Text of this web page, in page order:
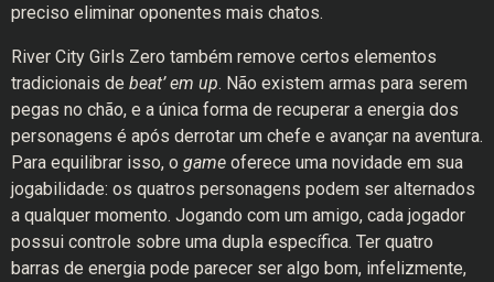
preciso eliminar oponentes mais chatos.
River City Girls Zero também remove certos elementos
tradicionais de beat’ em up. Não existem armas para serem
pegas no chão, e a única forma de recuperar a energia dos
personagens é após derrotar um chefe e avançar na aventura.
Para equilibrar isso, o game oferece uma novidade em sua
jogabilidade: os quatros personagens podem ser alternados
a qualquer momento. Jogando com um amigo, cada jogador
possui controle sobre uma dupla específica. Ter quatro
barras de energia pode parecer ser algo bom, infelizmente,